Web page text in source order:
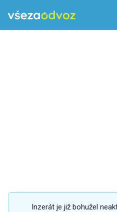
Inzerát je již bohužel